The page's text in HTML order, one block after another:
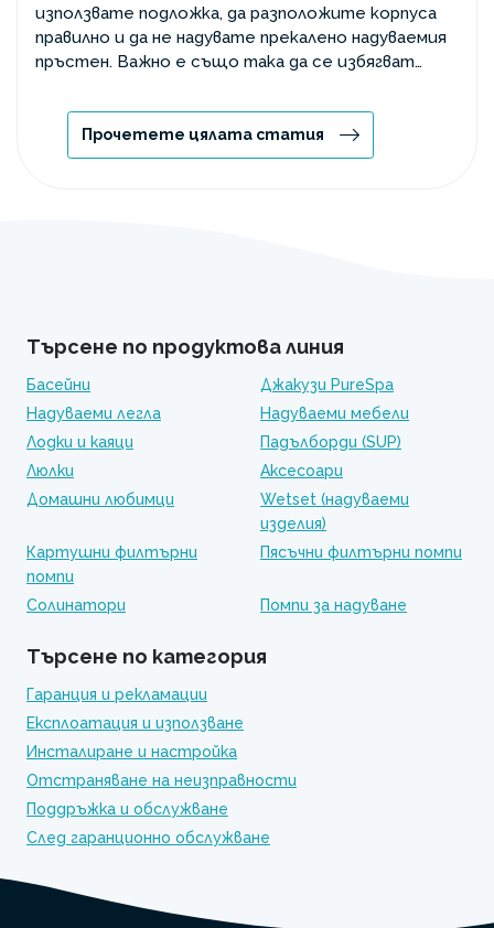
използвате подложка, да разположите корпуса
правилно и да не надувате прекалено надуваемия
пръстен. Важно е също така да се избягват
могат да повлияят на функционалността на
басейна.Прочетете цялата статия
Търсене по продуктова линия
Басейни
Джакузи PureSpa
Надуваеми легла
Надуваеми мебели
Лодки и каяци
Падълборди (SUP)
Люлки
Аксесоари
Домашни любимци
Wetset (надуваеми
изделия)
Картушни филтърни
помпи
Пясъчни филтърни помпи
Солинатори Помпи за надуване
Търсене по категория
Гаранция и рекламации
Експлоатация и използване
Инсталиране и настройка
Отстраняване на неизправности
Поддръжка и обслужване
След гаранционно обслужване